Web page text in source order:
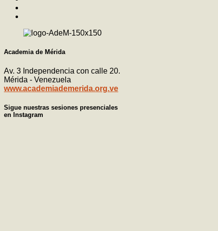
Academia de Mérida
Av. 3 Independencia con calle 20.
Mérida - Venezuela
www.academiademerida.org.ve
Sigue nuestras sesiones presenciales
en Instagram